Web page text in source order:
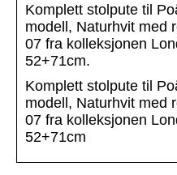
Komplett stolpute til
modell, Naturhvit med
07 fra kolleksjonen
52+71cm.
Komplett stolpute til
modell, Naturhvit med
07 fra kolleksjonen
52+71cm